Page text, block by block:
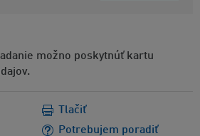
možno poskytnúť kartu
Potrebujem poradiť
Tlačiť